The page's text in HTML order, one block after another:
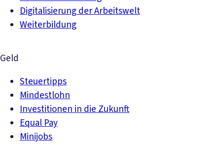
Digitalisierung der Arbeitswelt
Weiterbildung
Geld
Steuertipps
Mindestlohn
Investitionen in die Zukunft
Equal Pay
Minijobs